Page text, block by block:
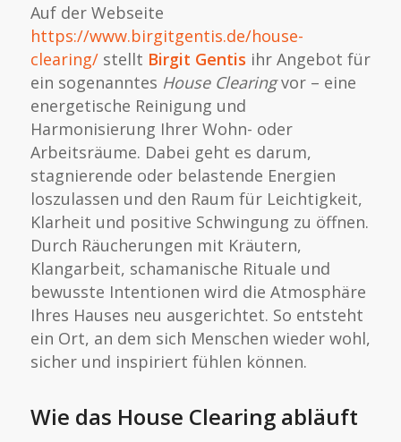
Auf der Webseite
https://www.birgitgentis.de/house-
clearing/stellt Birgit Gentis ihr Angebot für
ein sogenanntes House Clearingvor – eine
energetische Reinigung und
Harmonisierung Ihrer Wohn- oder
Arbeitsräume. Dabei geht es darum,
stagnierende oder belastende Energien
loszulassen und den Raum für Leichtigkeit,
Klarheit und positive Schwingung zu öffnen.
Durch Räucherungen mit Kräutern,
Klangarbeit, schamanische Rituale und
bewusste Intentionen wird die Atmosphäre
Ihres Hauses neu ausgerichtet. So entsteht
ein Ort, an dem sich Menschen wieder wohl,
sicher und inspiriert fühlen können.
Wie das House Clearing abläuft